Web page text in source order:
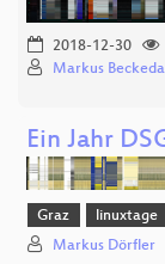
2018-12-30
Markus
Ein Jahr
Graz linuxtage
Markus Dörfler